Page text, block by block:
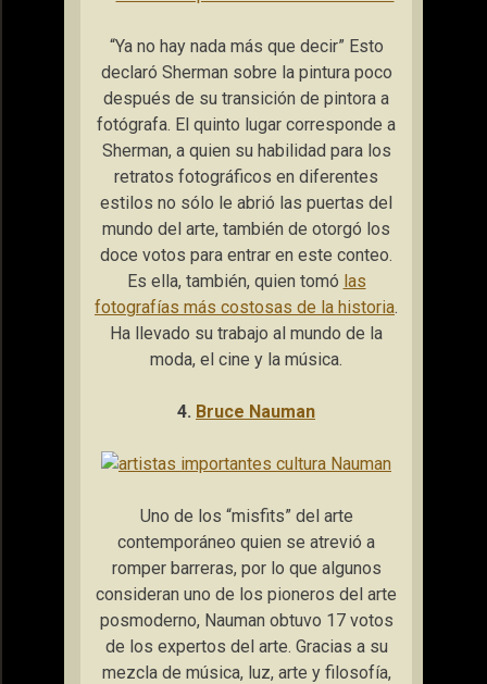
“Ya no hay nada más que decir” Esto
declaró Sherman sobre la pintura poco
después de su transición de pintora a
fotógrafa. El quinto lugar corresponde a
Sherman, a quien su habilidad para los
retratos fotográficos en diferentes
estilos no sólo le abrió las puertas del
mundo del arte, también de otorgó los
doce votos para entrar en este conteo.
Es ella, también, quien tomó las
fotografías más costosas de la historia.
Ha llevado su trabajo al mundo de la
moda, el cine y la música.
4. Bruce Nauman
Uno de los “misfits” del arte
contemporáneo quien se atrevió a
romper barreras, por lo que algunos
consideran uno de los pioneros del arte
posmoderno, Nauman obtuvo 17 votos
de los expertos del arte. Gracias a su
mezcla de música, luz, arte y filosofía,